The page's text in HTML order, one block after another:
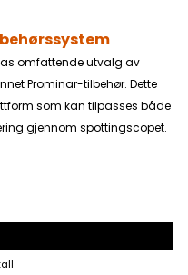
omfattende utvalg av
Prominar-tilbehør. Dette
som kan tilpasses både
gjennom spottingscopet.